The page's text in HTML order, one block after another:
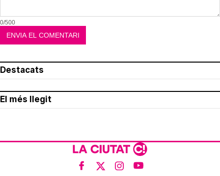
0/500
Destacats
El més llegit